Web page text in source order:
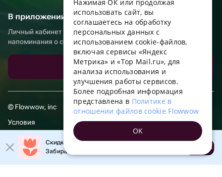
В приложении еще удобнее!
Личный кабинет получателя, больше бонусов за покупки и
напоминания о событиях
Скачать приложение
© Flowwow, inc
Условия
Обработка персональных данных
Скидка 20% на первый заказ!
Забирайте промокод в приложении!
Открыть
ENGLISH
UKRAINIAN
PORTUGUESE
FRENCH
TURKISH
POLISH
Нажимая ОК или продолжая
использовать сайт, вы
соглашаетесь на обработку
персональных данных с
использованием cookie-файлов,
включая сервисы «Яндекс
Метрика» и «Top Mail.ru», для
анализа использования и
улучшения работы сервисов.
Более подробная информация
представлена в Политике в
отношении файлов cookie Flowwow
OK